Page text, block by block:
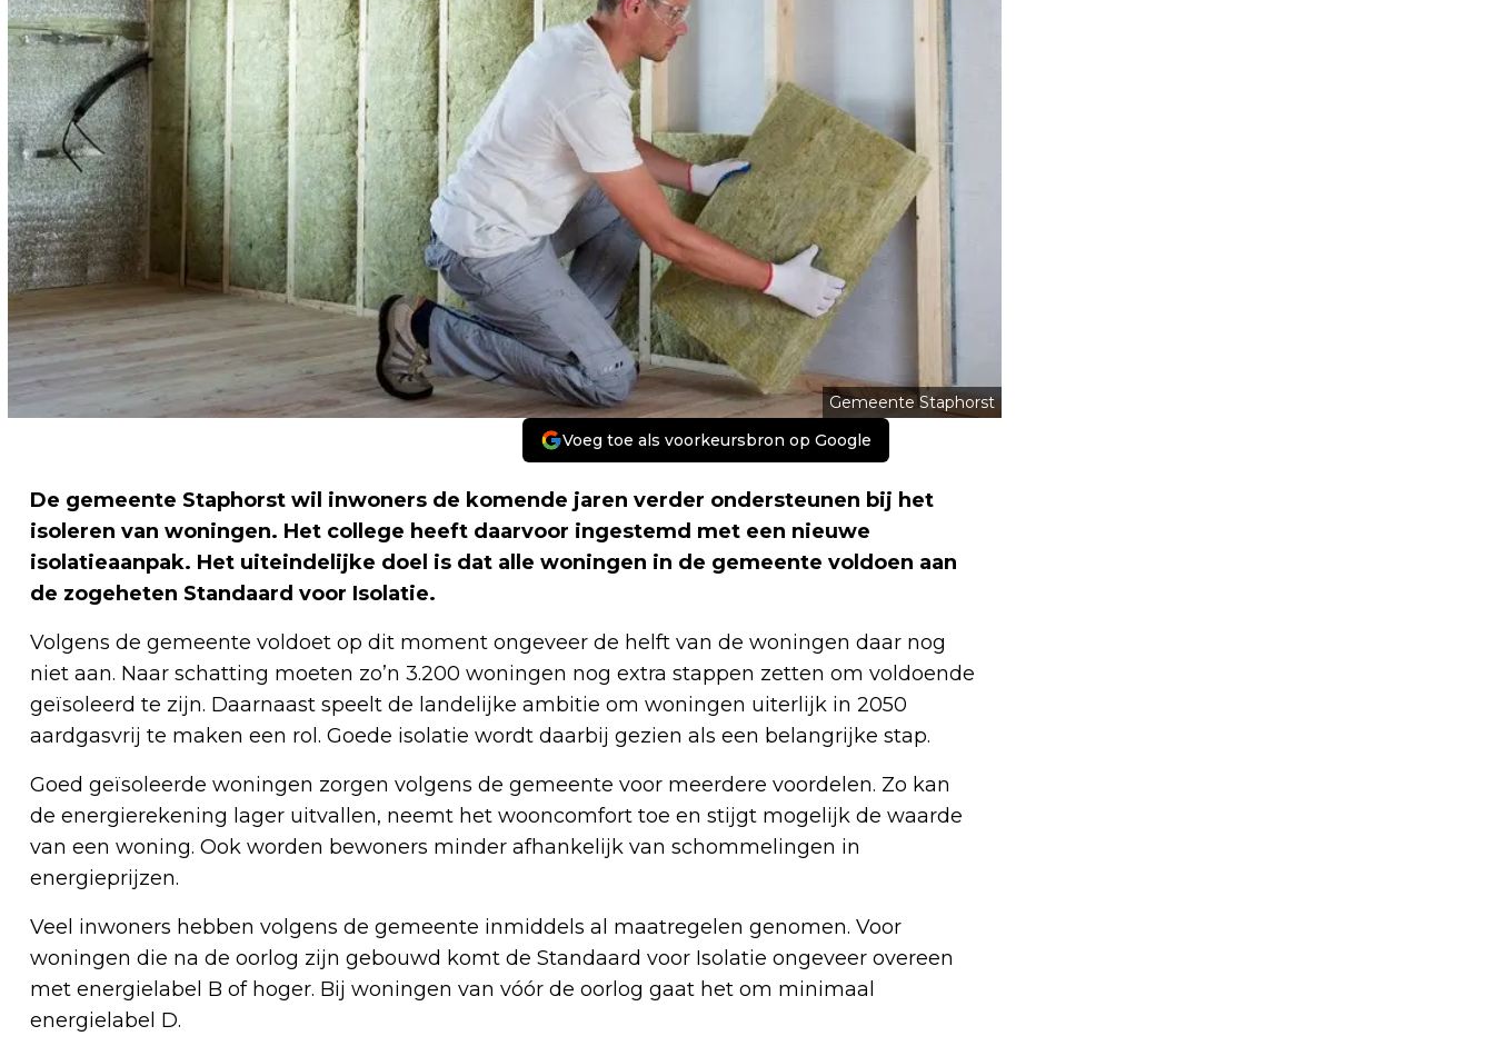
Gemeente Staphorst
Voeg toe als voorkeursbron op Google
De gemeente Staphorst wil inwoners de komende jaren verder ondersteunen bij het
isoleren van woningen. Het college heeft daarvoor ingestemd met een nieuwe
isolatieaanpak. Het uiteindelijke doel is dat alle woningen in de gemeente voldoen aan
de zogeheten Standaard voor Isolatie.
Volgens de gemeente voldoet op dit moment ongeveer de helft van de woningen daar nog
niet aan. Naar schatting moeten zo’n 3.200 woningen nog extra stappen zetten om voldoende
geïsoleerd te zijn. Daarnaast speelt de landelijke ambitie om woningen uiterlijk in 2050
aardgasvrij te maken een rol. Goede isolatie wordt daarbij gezien als een belangrijke stap.
Goed geïsoleerde woningen zorgen volgens de gemeente voor meerdere voordelen. Zo kan
de energierekening lager uitvallen, neemt het wooncomfort toe en stijgt mogelijk de waarde
van een woning. Ook worden bewoners minder afhankelijk van schommelingen in
energieprijzen.
Veel inwoners hebben volgens de gemeente inmiddels al maatregelen genomen. Voor
woningen die na de oorlog zijn gebouwd komt de Standaard voor Isolatie ongeveer overeen
met energielabel B of hoger. Bij woningen van vóór de oorlog gaat het om minimaal
energielabel D.